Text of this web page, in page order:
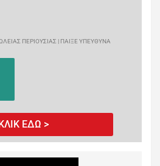
ΠΕΡΙΟΥΣΙΑΣ | ΠΑΙΞΕ ΥΠΕΥΘΥΝΑ
ΕΔΩ >